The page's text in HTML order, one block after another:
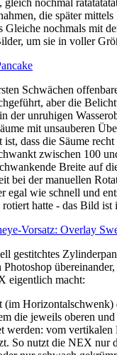
nochmal
die später
Gleiche nochmals mit
um sie in voller
Schwächen
aber die
der unruhigen
mit unsauberen
dass die Säume
zwischen 100
Breite auf
bei der manuellen
egal wie schnell und
hatte - das Bild ist
gestitchtes
eigentlich macht:
(im
die jeweils oberen
werden: vom
So nutzt die NEX nur